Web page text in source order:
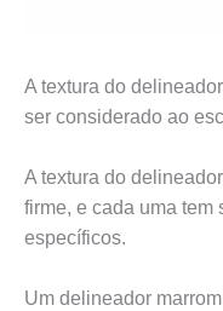
A textura do
ser considerado ao
A textura do
firme, e cada uma tem
específicos.
Um delineador